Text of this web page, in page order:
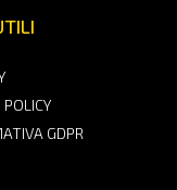
POLICY
GDPR